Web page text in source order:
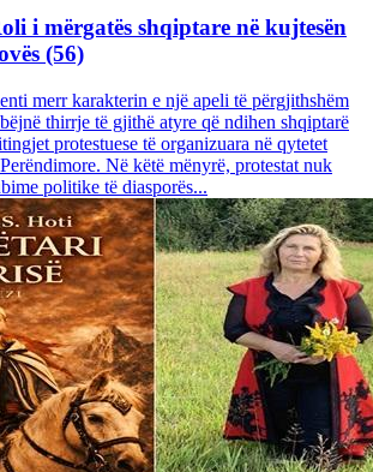
i mërgatës shqiptare në kujtesën
(56)
merr karakterin e një apeli të përgjithshëm
thirrje të gjithë atyre që ndihen shqiptarë
protestuese të organizuara në qytetet
Në këtë mënyrë, protestat nuk
politike të diasporës...